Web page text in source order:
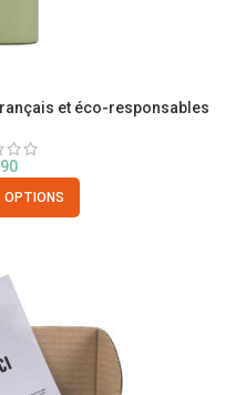
et éco-responsables
OPTIONS